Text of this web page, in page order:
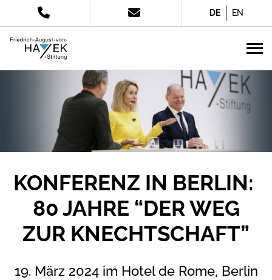
DE EN
KONFERENZ IN BERLIN:
80 JAHRE “DER WEG
ZUR KNECHTSCHAFT”
19. März 2024 im Hotel de Rome, Berlin